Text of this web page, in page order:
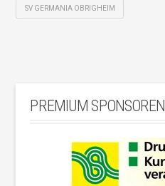
SV GERMANIA OBRIGHEIM
PREMIUM SPONSOREN